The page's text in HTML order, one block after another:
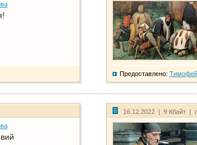
Предоставлено: Тимофей
16.12.2022 | 9 Кбайт |